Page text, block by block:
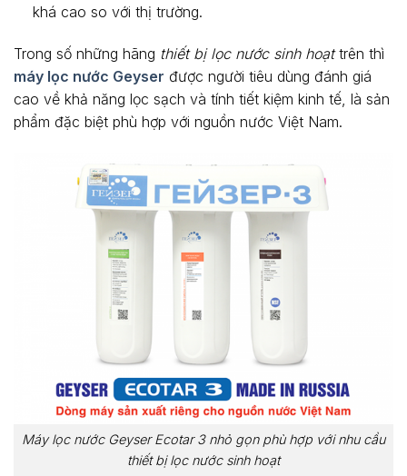
khá cao so với thị trường.
Trong số những hãng thiết bị lọc nước sinh hoạttrên thì
máy lọc nước Geyser được người tiêu dùng đánh giá
cao về khả năng lọc sạch và tính tiết kiệm kinh tế, là sản
phẩm đặc biệt phù hợp với nguồn nước Việt Nam.
Máy lọc nước Geyser Ecotar 3 nhỏ gọn phù hợp với nhu cầu
thiết bị lọc nước sinh hoạt